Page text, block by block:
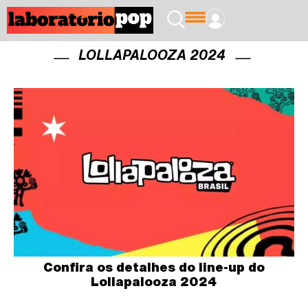
LOLLAPALOOZA 2024
Confira os detalhes do line-up do
Lollapalooza 2024